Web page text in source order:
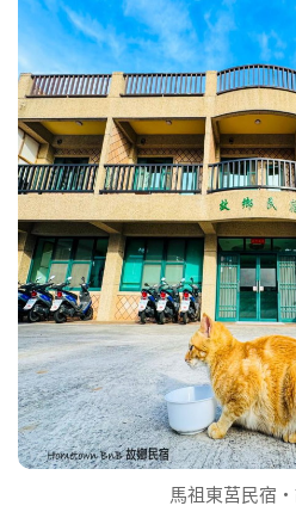
馬祖東莒民宿